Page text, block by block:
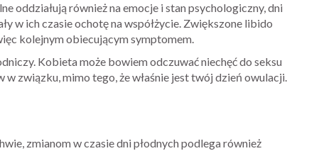
oddziałują również na emocje i stan psychologiczny, dni
w ich czasie ochotę na współżycie. Zwiększone libido
kolejnym obiecującym symptomem.
Kobieta może bowiem odczuwać niechęć do seksu
związku, mimo tego, że właśnie jest twój dzień owulacji.
zmianom w czasie dni płodnych podlega również